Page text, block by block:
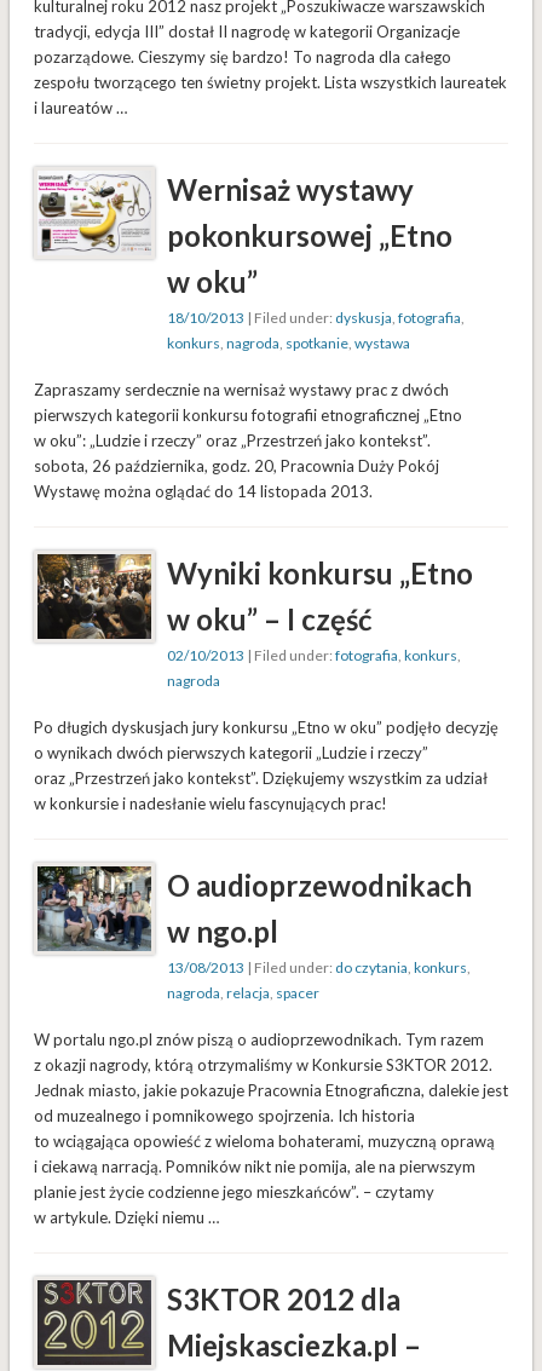
kulturalnej roku 2012 nasz projekt „Poszukiwacze warszawskich
tradycji, edycja III” dostał II nagrodę w kategorii Organizacje
pozarządowe. Cieszymy się bardzo! To nagroda dla całego
zespołu tworzącego ten świetny projekt. Lista wszystkich laureatek
i laureatów …
Wernisaż wystawy
pokonkursowej „Etno
w oku”
18/10/2013 | Filed under: dyskusja ,fotografia
konkurs ,nagroda spotkanie ,wystawa
Zapraszamy serdecznie na wernisaż wystawy prac z dwóch
pierwszych kategorii konkursu fotografii etnograficznej „Etno
w oku”: „Ludzie i rzeczy” oraz „Przestrzeń jako kontekst”.
sobota, 26 października, godz. 20, Pracownia Duży Pokój
Wystawę można oglądać do 14 listopada 2013.
Wyniki konkursu „Etno
w oku” – I część
02/10/2013 | Filed under:fotografia ,konkurs
nagroda
Po długich dyskusjach jury konkursu „Etno w oku” podjęło decyzję
o wynikach dwóch pierwszych kategorii „Ludzie i rzeczy”
oraz „Przestrzeń jako kontekst”. Dziękujemy wszystkim za udział
w konkursie i nadesłanie wielu fascynujących prac!
O audioprzewodnikach
w ngo.pl
13/08/2013 | Filed under: do czytania ,konkurs
nagroda ,relacja spacer
W portalu ngo.pl znów piszą o audioprzewodnikach. Tym razem
z okazji nagrody, którą otrzymaliśmy w Konkursie S3KTOR 2012.
Jednak miasto, jakie pokazuje Pracownia Etnograficzna, dalekie jest
od muzealnego i pomnikowego spojrzenia. Ich historia
to wciągająca opowieść z wieloma bohaterami, muzyczną oprawą
i ciekawą narracją. Pomników nikt nie pomija, ale na pierwszym
planie jest życie codzienne jego mieszkańców”. – czytamy
w artykule. Dzięki niemu …
S3KTOR 2012 dla
Miejskasciezka.pl –